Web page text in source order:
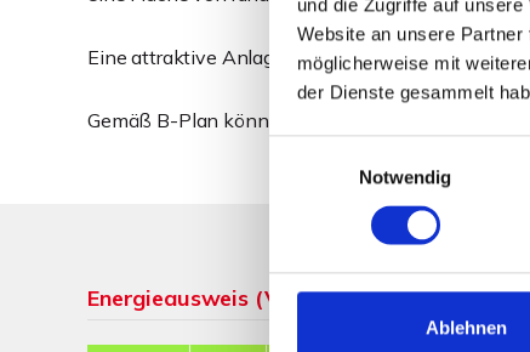
und die Zugriffe auf
Website an unsere
möglicherweise mit
der Dienste gesammelt
Notwendig
Ablehnen
Eine attraktive Anlagemöglichkeit in
Gemäß B-Plan könnte der untere Teil des
Energieausweis (Verbrauchsausweis)